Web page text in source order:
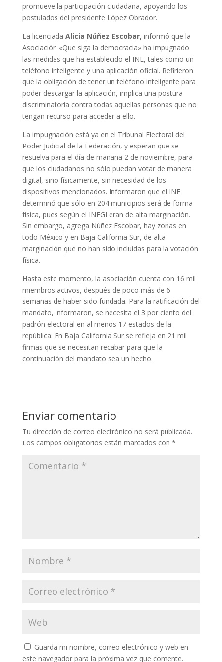
promueve la participación ciudadana, apoyando los
postulados del presidente López Obrador.
La licenciada Alicia Núñez Escobar, informó que la
Asociación «Que siga la democracia» ha impugnado
las medidas que ha establecido el INE, tales como un
teléfono inteligente y una aplicación oficial. Refirieron
que la obligación de tener un teléfono inteligente para
poder descargar la aplicación, implica una postura
discriminatoria contra todas aquellas personas que no
tengan recurso para acceder a ello.
La impugnación está ya en el Tribunal Electoral del
Poder Judicial de la Federación, y esperan que se
resuelva para el día de mañana 2 de noviembre, para
que los ciudadanos no sólo puedan votar de manera
digital, sino físicamente, sin necesidad de los
dispositivos mencionados. Informaron que el INE
determinó que sólo en 204 municipios será de forma
física, pues según el INEGI eran de alta marginación.
Sin embargo, agrega Núñez Escobar, hay zonas en
todo México y en Baja California Sur, de alta
marginación que no han sido incluidas para la votación
física.
Hasta este momento, la asociación cuenta con 16 mil
miembros activos, después de poco más de 6
semanas de haber sido fundada. Para la ratificación del
mandato, informaron, se necesita el 3 por ciento del
padrón electoral en al menos 17 estados de la
república. En Baja California Sur se refleja en 21 mil
firmas que se necesitan recabar para que la
continuación del mandato sea un hecho.
Enviar comentario
Tu dirección de correo electrónico no será publicada.
Los campos obligatorios están marcados con *
Guarda mi nombre, correo electrónico y web en
este navegador para la próxima vez que comente.